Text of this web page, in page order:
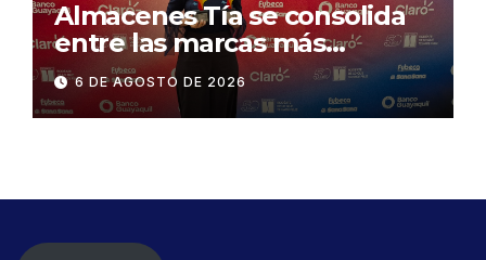
Almacenes Tía se consolida
entre las marcas más
influyentes del Ecuador
6 DE AGOSTO DE 2026